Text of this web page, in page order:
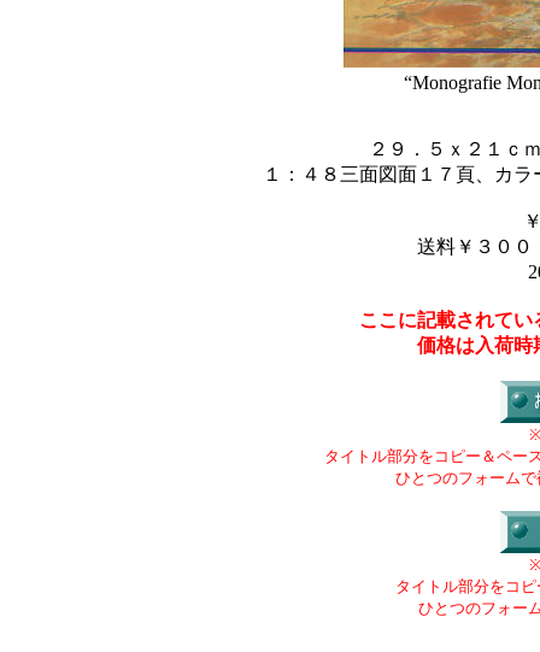
“Monografie
２９．５ｘ２１ｃ
１：４８三面図面１７頁、カ
送料￥３００
ここに記載されて
価格は入荷時
タイトル部分をコピー＆ペー
ひとつのフォーム
タイトル部分をコ
ひとつのフォー